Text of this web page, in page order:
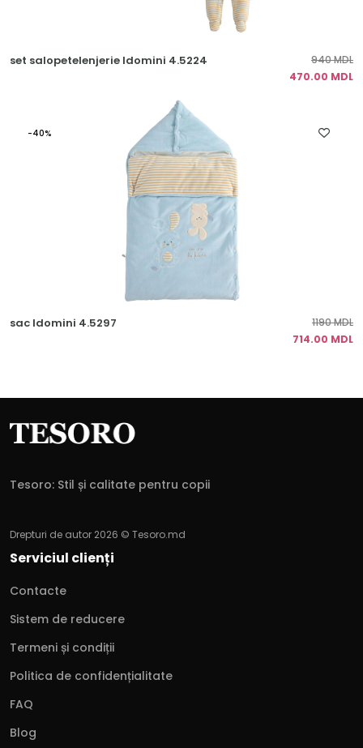
set salopetelenjerie Idomini 4.5224
940 MDL
470.00 MDL
-40%
sac Idomini 4.5297
1190 MDL
714.00 MDL
Tesoro: Stil și calitate pentru copii
Drepturi de autor 2026 © Tesoro.md
Serviciul clienți
Contacte
Sistem de reducere
Termeni și condiții
Politica de confidențialitate
FAQ
Blog